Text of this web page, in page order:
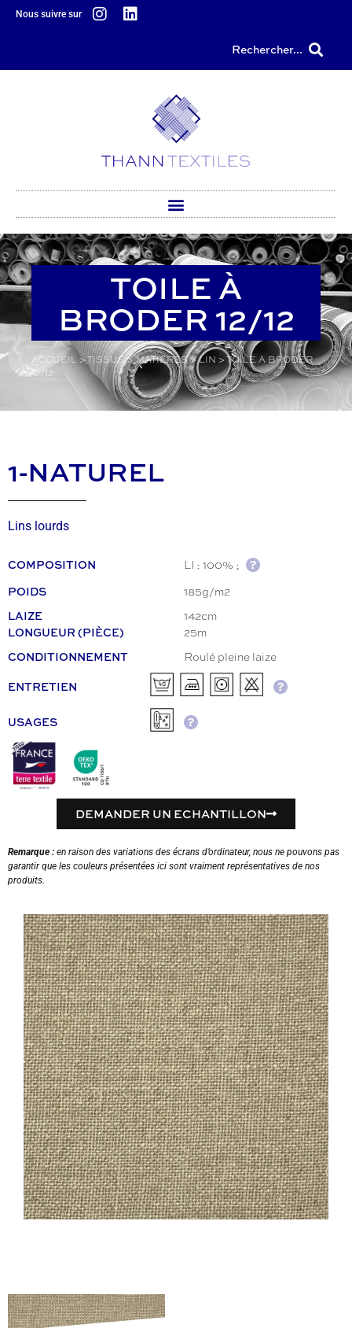
principal
Nous suivre sur
Rechercher...
TOILE À
BRODER 12/12
ACCUEIL>TISSUS>MATIÈRES>LIN >TOILE À BRODER
12/12
1-NATUREL
Lins lourds
COMPOSITION LI : 100% ;
POIDS 185g/m2
LAIZE 142cm
LONGUEUR (PIÈCE) 25m
CONDITIONNEMENT Roulé pleine laize
ENTRETIEN
USAGES
DEMANDER UN ECHANTILLON
Remarque : en raison des variations des écrans d’ordinateur, nous ne pouvons pas
garantir que les couleurs présentées ici sont vraiment représentatives de nos
produits.